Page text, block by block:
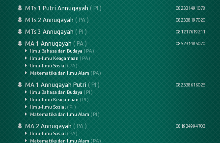
MTs 1 Putri Annuqayah ( PI ) 082331491078
MTs 2 Annuqayah ( PA ) 082338197020
MTs 3 Annuqayah ( PI ) 081217619211
MA 1 Annuqayah ( PA )
085231485070
Ilmu Bahasa dan Budaya ( PA )
Ilmu-Ilmu Keagamaan ( PA )
Ilmu-Ilmu Sosial ( PA )
Matematika dan Ilmu Alam ( PA )
MA 1 Annuqayah Putri ( PI )
082338616025
Ilmu Bahasa dan Budaya ( PI )
Ilmu-Ilmu Keagamaan ( PI )
Ilmu-Ilmu Sosial ( PI )
Matematika dan Ilmu Alam ( PI )
MA 2 Annuqayah ( PA )
081934994703
Ilmu-Ilmu Sosial ( PA )
Matematika dan Ilmu Alam ( PA )